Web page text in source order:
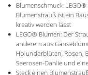
Blumenschmuck:
Blumenstrauß ist ein
kreativ werden lässt
LEGO® Blumen: Der
anderem aus
Holunderblüten, Rosen,
Seerosen-Dahlie und
Steck einen